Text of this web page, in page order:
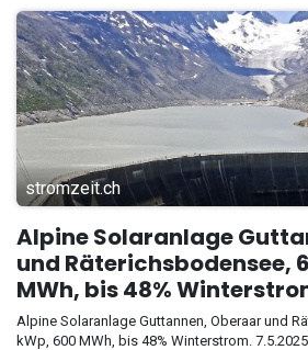
stromzeit.ch
Alpine Solaranlage
und Räterichsbodensee,
MWh, bis 48%
Alpine Solaranlage Guttannen, Oberaar und
kWp, 600 MWh, bis 48% Winterstrom.